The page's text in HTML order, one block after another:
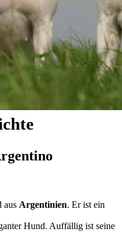
aus Argentinien. Er ist ein
Hund. Auffällig ist seine